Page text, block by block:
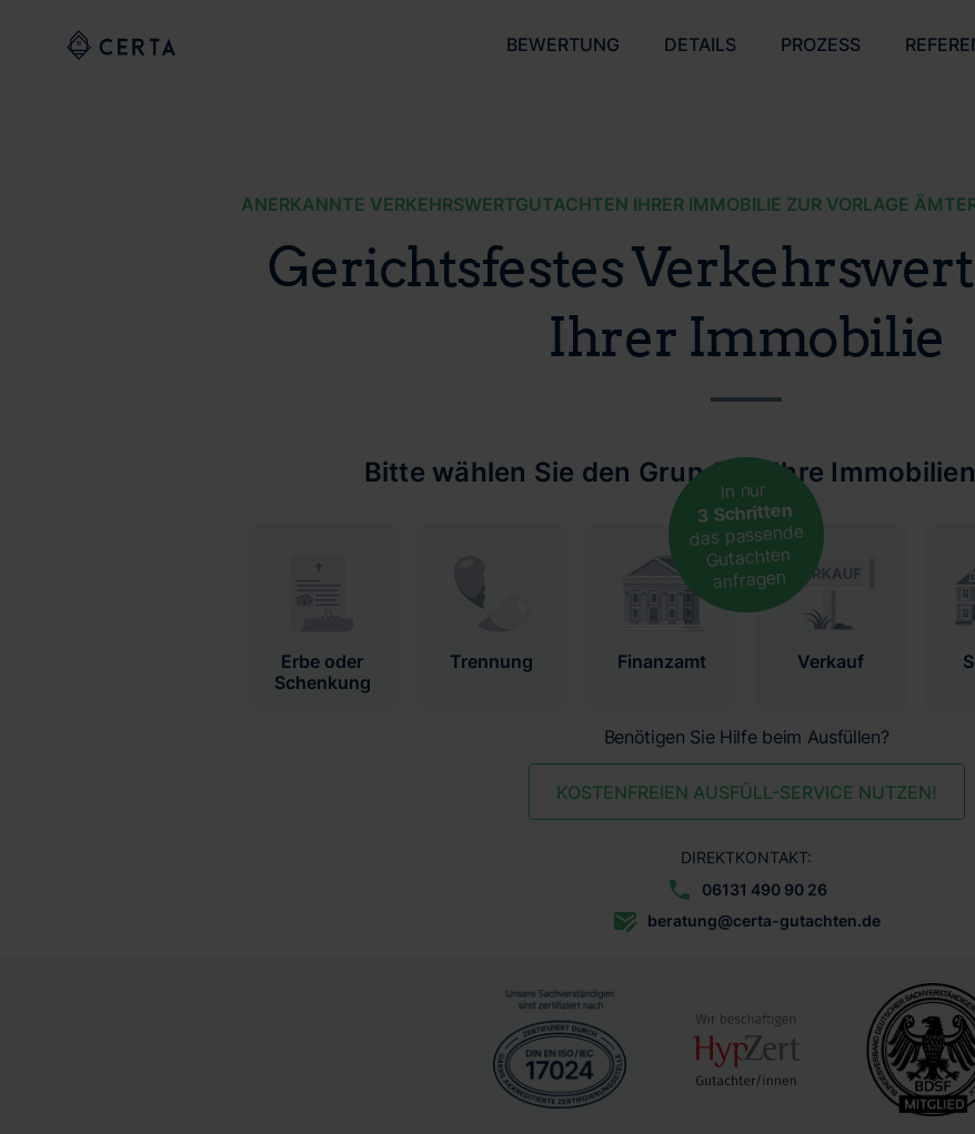
BEWERTUNG DETAILS PROZESS
ANERKANNTE VERKEHRSWERTGUTACHTEN IHRER IMMOBILIE ZUR VORLAGE
Gerichtsfestes
Ihrer Immobilie
Bitte wählen Sie den Grund für Ihre
Erbe oder
Schenkung
Trennung Finanzamt Verkauf
Benötigen Sie Hilfe beim Ausfüllen?
KOSTENFREIEN AUSFÜLL-SERVICE NUTZEN!
In nur
3 Schritten
das passende
Gutachten
anfragen
DIREKTKONTAKT:
06131 490 90 26
beratung@certa-gutachten.de